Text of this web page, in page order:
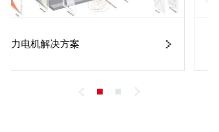
动力电机解决方案